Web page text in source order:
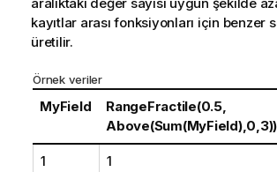
aralıktaki değer sayısı uygun şekilde
kayıtlar arası fonksiyonları için benzer
üretilir.
Örnek veriler
MyField
RangeFractile(0.5,
Above(Sum(MyField),0,3))
1 1